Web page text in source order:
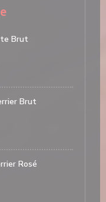
Brut
Brut
Rosé